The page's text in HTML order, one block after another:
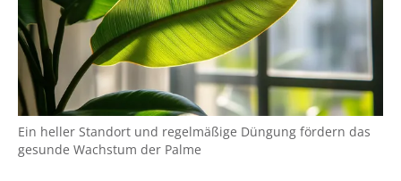
Ein heller Standort und regelmäßige Düngung fördern das
gesunde Wachstum der Palme